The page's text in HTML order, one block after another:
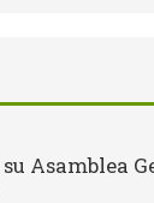
su Asamblea